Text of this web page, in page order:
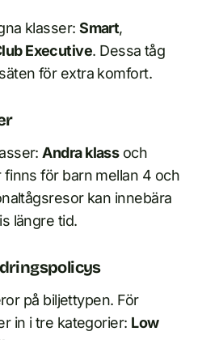
klasser:Smart,
Executive. Dessa tåg
för extra komfort.
Andra klassoch
finns för barn mellan 4 och
kan innebära
längre tid.
på biljettypen. För
in i tre kategorier: Low